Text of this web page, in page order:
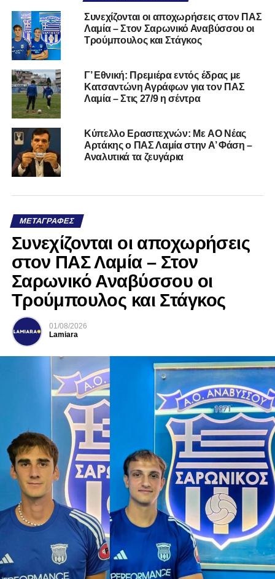
Συνεχίζονται οι αποχωρήσεις στον ΠΑΣ
Λαμία – Στον Σαρωνικό Αναβύσσου οι
Τρούμπουλος και Στάγκος
Γ’ Εθνική: Πρεμιέρα εντός έδρας με
Κατσαντώνη Αγράφων για τον ΠΑΣ
Λαμία – Στις 27/9 η σέντρα
Kύπελλο Ερασιτεχνών: Με AO Nέας
Αρτάκης ο ΠΑΣ Λαμία στην Α’ Φάση –
Αναλυτικά τα ζευγάρια
ΜΕΤΑΓΡΑΦΈΣ
Συνεχίζονται οι αποχωρήσεις
στον ΠΑΣ Λαμία – Στον
Σαρωνικό Αναβύσσου οι
Τρούμπουλος και Στάγκος
01/08/2026
Lamiara